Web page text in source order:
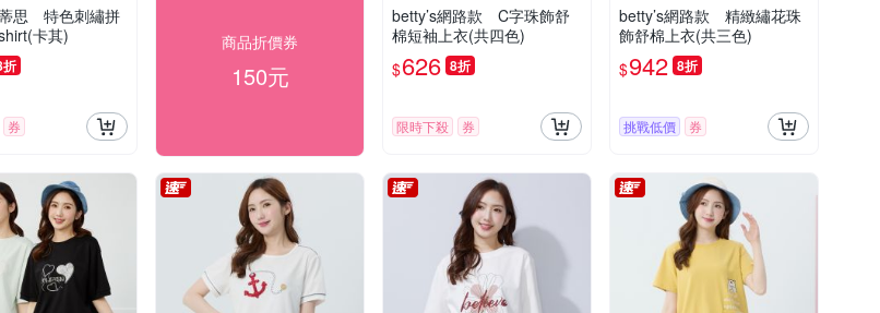
思 特色刺繡拼
卡其)
折
券
商品折價券
150元
betty’s網路款 C字珠飾舒
棉短袖上衣(共四色)
$626 8折
限時下殺 券
betty’s網路款 精緻繡花珠
飾舒棉上衣(共三色)
$942 8折
挑戰低價 券